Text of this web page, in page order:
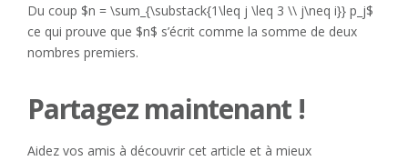
Du coup $n = \sum_{\substack{1\leq j \leq 3 \\ j\neq i}} p_j$
ce qui prouve que $n$ s’écrit comme la somme de deux
nombres premiers.
Partagez maintenant !
Aidez vos amis à découvrir cet article et à mieux